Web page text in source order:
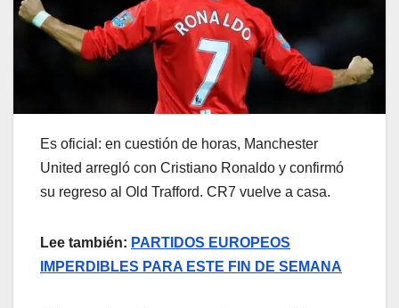
Es oficial: en cuestión de horas, Manchester
United arregló con Cristiano Ronaldo y confirmó
su regreso al Old Trafford. CR7 vuelve a casa.
Lee también: PARTIDOS EUROPEOS
IMPERDIBLES PARA ESTE FIN DE SEMANA